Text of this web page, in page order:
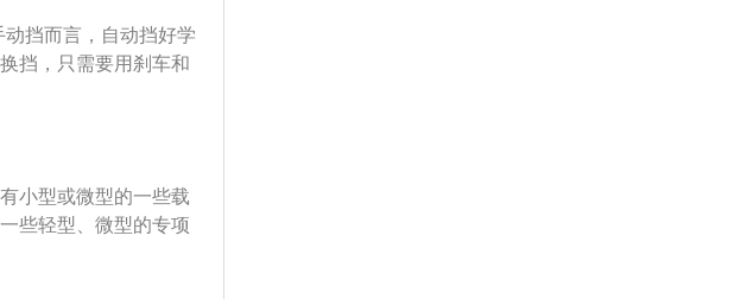
很简单，只需要挂上
不同。手动档的车在
后挂入空挡，而自动
即可。4、油耗不
人喜欢手动档的原
，自动档只需给足油
样可以实现快速超
向助力和刹车，增大
挡而言，自动挡好学
挡，只需要用刹车和
但是C2的驾照只能
备的是手动变速箱，
此之外，两者的区别
第一点是价格，正常
汽车要贵得，根据车
对比较高昂的价格
小型或微型的一些载
些轻型、微型的专项
实手动挡的驾驶证也